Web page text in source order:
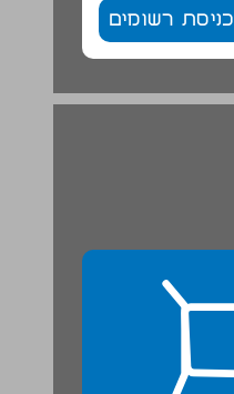
כניסת רשומים